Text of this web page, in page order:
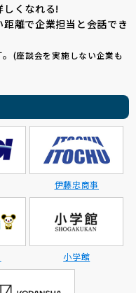
くなれる!
離で企業担当と会話でき
(座談会を実施しない企業も
伊藤忠商事
小学館